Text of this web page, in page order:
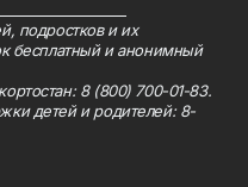
подростков и их
бесплатный и анонимный
8 (800) 700-01-83.
детей и родителей: 8-